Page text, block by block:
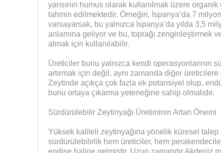
yarısının humus olarak kullanılmak üzere
tahmin edilmektedir. Örneğin, İspanya’da 7
varsayarsak, bu yalnızca İspanya’da yılda 3,5
anlamına geliyor ve bu, toprağı zenginleştirmek
almak için kullanılabilir.
Üreticiler bunu yalnızca kendi operasyonlarının
artırmak için değil, aynı zamanda diğer
Zeytinde açıkça çok fazla ek potansiyel olup,
bunu ortaya çıkarma yeteneğine sahip olmalıdır.
Sürdürülebilir Zeytinyağı Üretiminin Artan Önemi
Yüksek kaliteli zeytinyağına yönelik küresel
sürdürülebilirlik hem üreticiler, hem